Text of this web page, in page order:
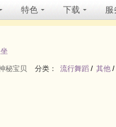
特色 下载 服
秘宝贝 分类： 流行舞蹈 / 其他 /